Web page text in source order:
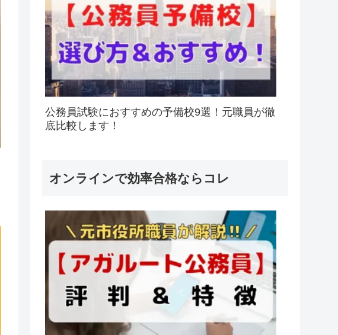
公務員試験におすすめの予備校9選！元職員が徹
底比較します！
オンラインで効率合格ならコレ